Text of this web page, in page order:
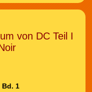
von DC Teil I
Bd. 1